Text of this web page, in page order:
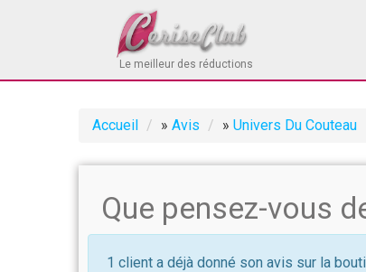
Le meilleur des réductions
Accueil » Avis » Univers Du Couteau
Que pensez-vous
1 client a déjà donné son avis sur la